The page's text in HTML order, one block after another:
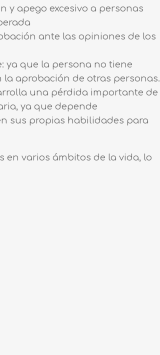
y apego excesivo a personas
ante las opiniones de los
ya que la persona no tiene
aprobación de otras personas.
una pérdida importante de
ya que depende
sus propias habilidades para
en varios ámbitos de la vida, lo